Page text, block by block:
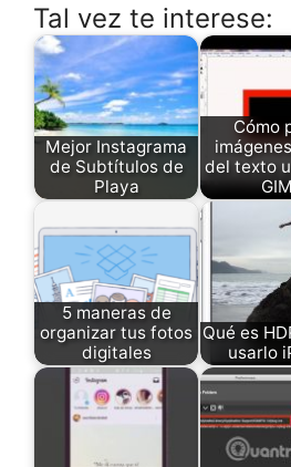
Tal vez te interese:
Mejor Instagrama
de Subtítulos de
Playa
Cómo
del texto
5 maneras de
organizar tus fotos
digitales
Qué es
usarlo